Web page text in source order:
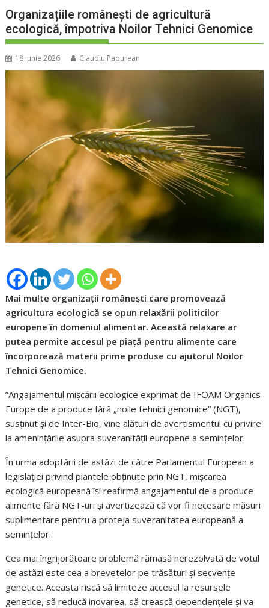
Organizațiile românești de agricultură
ecologică, împotriva Noilor Tehnici Genomice
18 iunie 2026 Claudiu Padurean
Mai multe organizații românești care promovează
agricultura ecologică se opun relaxării politicilor
europene în domeniul alimentar. Această relaxare ar
putea permite accesul pe piață pentru alimente care
încorporează materii prime produse cu ajutorul Noilor
Tehnici Genomice.
”Angajamentul mișcării ecologice exprimat de IFOAM Organics
Europe de a produce fără „noile tehnici genomice” (NGT),
susținut și de Inter-Bio, vine alături de avertismentul cu privire
la amenințările asupra suveranității europene a semințelor.
În urma adoptării de astăzi de către Parlamentul European a
legislației privind plantele obținute prin NGT, mișcarea
ecologică europeană își reafirmă angajamentul de a produce
alimente fără NGT-uri și avertizează că vor fi necesare măsuri
suplimentare pentru a proteja suveranitatea europeană a
semințelor.
Cea mai îngrijorătoare problemă rămasă nerezolvată de votul
de astăzi este cea a brevetelor pe trăsături și secvențe
genetice. Aceasta riscă să limiteze accesul la resursele
genetice, să reducă inovarea, să crească dependențele și va